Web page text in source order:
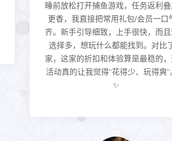
睡前放松打开捕鱼游戏，任务返利
更香，我直接把常用礼包/会员一口
齐。新手引导细致，上手很快，而
选择多，想玩什么都能找到。对比
家，这家的折扣和体验算是最稳的
活动真的让我觉得“花得少、玩得爽
✨